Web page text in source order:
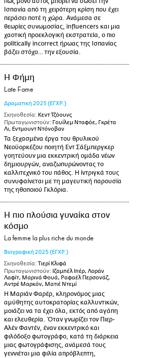
Ισπανία από τη χειρότερη κρίση που έχει
περάσει ποτέ η χώρα. Ανάμεσα σε
θεωρίες συνωμοσίας, influencers και μια
χαοτική προεκλογική εκστρατεία, ο πιο
politically incorrect ήρωας της Ισπανίας
βάζει στόχο… την εξουσία.
Η Φήμη
Late Fame
Δραματική 2025 (ΕΓΧΡ.)
Σκηνοθεσία: Κεντ Τζόουνς
Πρωταγωνιστούν: Γουίλεμ Νταφόε, Γκρέτα
Λι, Εντμουντ Ντόνοβαν
Τα ξεχασμένα έργα του θρυλικού
Νεοϋορκέζου ποιητή Εντ Σάξμπεργκερ
γοητεύουν μια εκκεντρική ομάδα νέων
δημιουργών, αναζωπυρώνοντας το
καλλιτεχνικό του πάθος. Η ίντριγκά τους
συνυφαίνεται με τη μαγευτική παρουσία
της ηθοποιού Γκλόρια.
Η πιο πλούσια γυναίκα στον
κόσμο
La femme la plus riche du monde
Βιογραφική 2025 (ΕΓΧΡ.)
Σκηνοθεσία: Τιερί Κλιφά
Πρωταγωνιστούν: Ιζαμπέλ Ιπέρ, Λοράν
Λαφίτ, Μαρινά Φουά, Ραφαέλ Περσονάζ,
Αντρέ Μαρκόν, Ματιέ Ντεμί
Η Μαριάν Φαρέρ, κληρονόμος μιας
αμύθητης αυτοκρατορίας καλλυντικών,
μοιάζει να τα έχει όλα, εκτός από αγάπη
και ελευθερία. Όταν γνωρίζει τον Πιερ-
Αλέν Φαντέν, έναν εκκεντρικό και
φιλόδοξο φωτογράφο, κατά τη διάρκεια
μιας φωτογράφισης, ανάμεσά τους
γεννιέται μια φιλία απρόβλεπτη,